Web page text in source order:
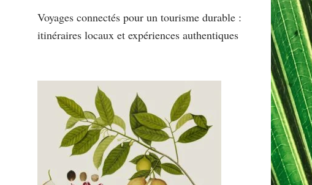
Voyages connectés pour un tourisme durable :
itinéraires locaux et expériences authentiques